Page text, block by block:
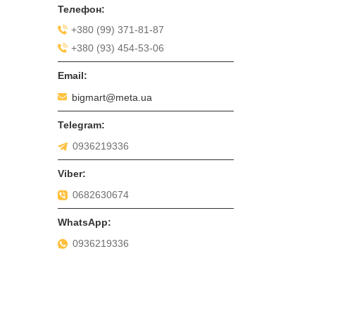
+380 (99) 371-81-87
+380 (93) 454-53-06
bigmart@meta.ua
0936219336
0682630674
0936219336